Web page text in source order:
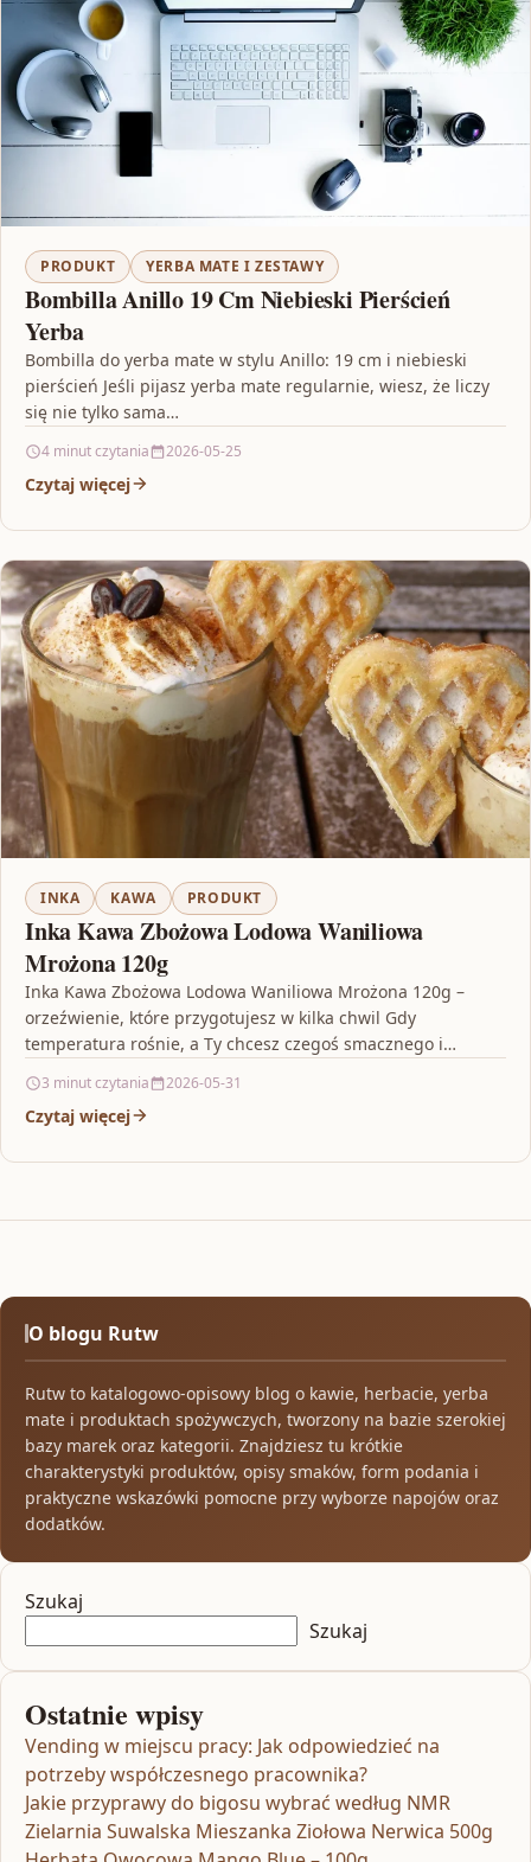
PRODUKT YERBA MATE I ZESTAWY
Bombilla Anillo 19 Cm Niebieski Pierścień
Yerba
Bombilla do yerba mate w stylu Anillo: 19 cm i niebieski
pierścień Jeśli pijasz yerba mate regularnie, wiesz, że liczy
się nie tylko sama…
4 minut czytania 2026-05-25
Czytaj więcej
INKA KAWA PRODUKT
Inka Kawa Zbożowa Lodowa Waniliowa
Mrożona 120g
Inka Kawa Zbożowa Lodowa Waniliowa Mrożona 120g –
orzeźwienie, które przygotujesz w kilka chwil Gdy
temperatura rośnie, a Ty chcesz czegoś smacznego i
3 minut czytania 2026-05-31
Czytaj więcej
O blogu Rutw
Rutw to katalogowo-opisowy blog o kawie, herbacie, yerba
mate i produktach spożywczych, tworzony na bazie szerokiej
bazy marek oraz kategorii. Znajdziesz tu krótkie
charakterystyki produktów, opisy smaków, form podania i
praktyczne wskazówki pomocne przy wyborze napojów oraz
dodatków.
Szukaj
Szukaj
Ostatnie wpisy
Vending w miejscu pracy: Jak odpowiedzieć na
potrzeby współczesnego pracownika?
Jakie przyprawy do bigosu wybrać według NMR
Zielarnia Suwalska Mieszanka Ziołowa Nerwica 500g